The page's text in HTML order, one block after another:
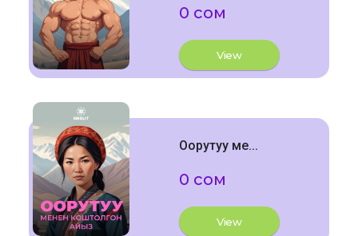
0 сом
View
Оорутуу ме...
0 сом
View